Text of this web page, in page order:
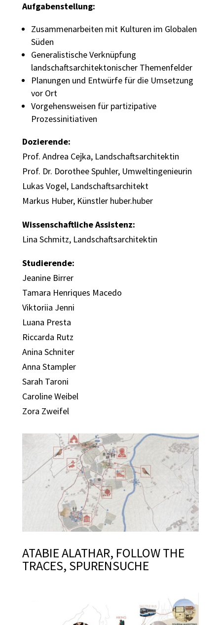
Aufgabenstellung:
Zusammenarbeiten mit Kulturen im Globalen
Süden
Generalistische Verknüpfung
landschaftsarchitektonischer Themenfelder
Planungen und Entwürfe für die Umsetzung
vor Ort
Vorgehensweisen für partizipative
Prozessinitiativen
Dozierende:
Prof. Andrea Cejka, Landschaftsarchitektin
Prof. Dr. Dorothee Spuhler, Umweltingenieurin
Lukas Vogel, Landschaftsarchitekt
Markus Huber, Künstler huber.huber
Wissenschaftliche Assistenz:
Lina Schmitz, Landschaftsarchitektin
Studierende:
Jeanine Birrer
Tamara Henriques Macedo
Viktoriia Jenni
Luana Presta
Riccarda Rutz
Anina Schniter
Anna Stampler
Sarah Taroni
Caroline Weibel
Zora Zweifel
ATABIE ALATHAR, FOLLOW THE
TRACES, SPURENSUCHE